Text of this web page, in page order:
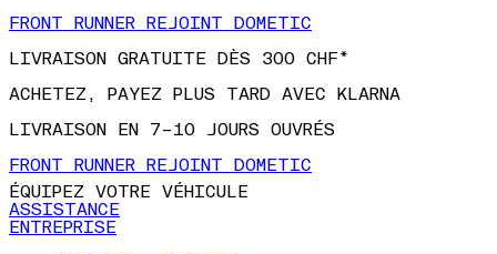
FRONT RUNNER REJOINT DOMETIC
LIVRAISON GRATUITE DÈS 300 CHF*
ACHETEZ, PAYEZ PLUS TARD AVEC KLARNA
LIVRAISON EN 7–10 JOURS OUVRÉS
FRONT RUNNER REJOINT DOMETIC
ÉQUIPEZ VOTRE VÉHICULE
ASSISTANCE
ENTREPRISE